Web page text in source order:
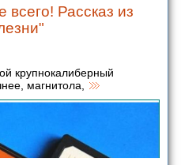
Рассказ из
крупнокалиберный
магнитола,